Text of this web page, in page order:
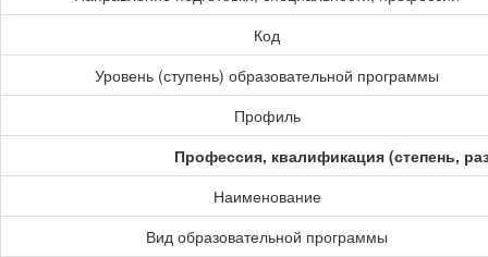
Код
Уровень (ступень) образовательной программы
Профиль
Профессия, квалификация (степень,
Наименование
Вид образовательной программы